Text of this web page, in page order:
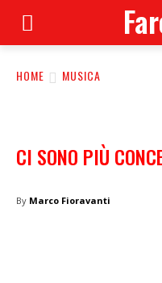
HOME MUSICA
CI SONO PIÙ
By Marco Fioravanti